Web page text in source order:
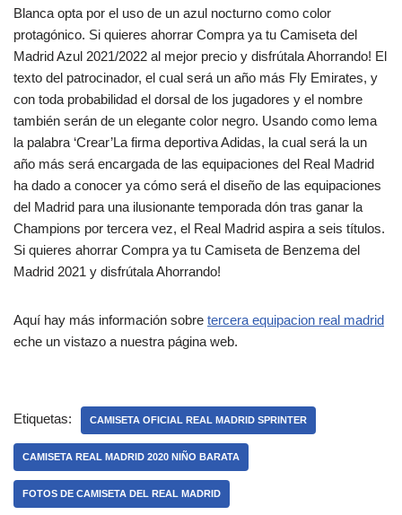
Blanca opta por el uso de un azul nocturno como color
protagónico. Si quieres ahorrar Compra ya tu Camiseta del
Madrid Azul 2021/2022 al mejor precio y disfrútala Ahorrando! El
texto del patrocinador, el cual será un año más Fly Emirates, y
con toda probabilidad el dorsal de los jugadores y el nombre
también serán de un elegante color negro. Usando como lema
la palabra ‘Crear’La firma deportiva Adidas, la cual será la un
año más será encargada de las equipaciones del Real Madrid
ha dado a conocer ya cómo será el diseño de las equipaciones
del Madrid para una ilusionante temporada dón tras ganar la
Champions por tercera vez, el Real Madrid aspira a seis títulos.
Si quieres ahorrar Compra ya tu Camiseta de Benzema del
Madrid 2021 y disfrútala Ahorrando!
Aquí hay más información sobre tercera equipacion real madrid
eche un vistazo a nuestra página web.
Etiquetas: CAMISETA OFICIAL REAL MADRID SPRINTER
CAMISETA REAL MADRID 2020 NIÑO BARATA
FOTOS DE CAMISETA DEL REAL MADRID